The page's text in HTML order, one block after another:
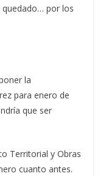
quedado… por los
la
para enero de
que ser
Territorial y Obras
cuanto antes.